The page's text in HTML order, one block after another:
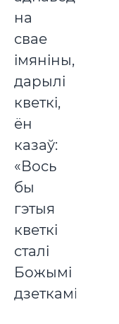
на
свае
імяніны,
дарылі
кветкі,
ён
казаў:
«Вось
бы
гэтыя
кветкі
сталі
Божымі
дзеткамі!»